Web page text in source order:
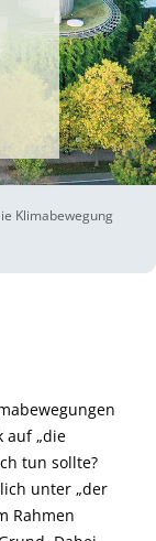
Klimabewegung
auf „die
tun sollte?
unter „der
Rahmen